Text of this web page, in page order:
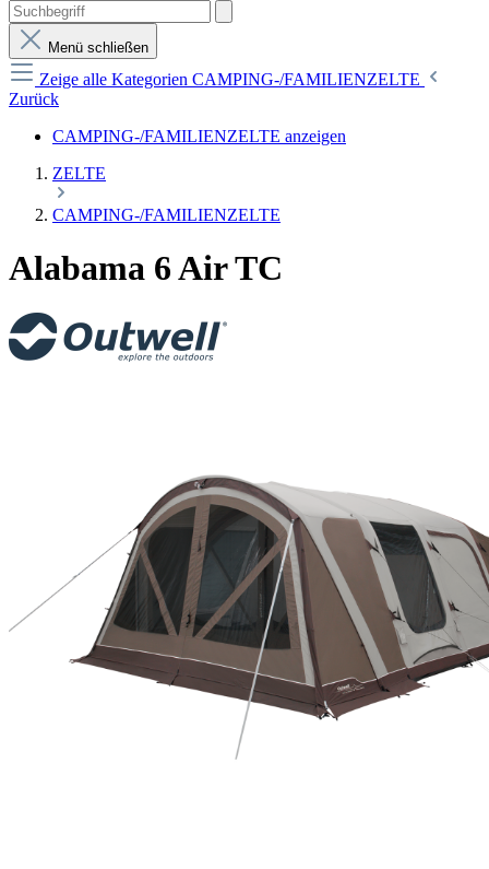
Menü schließen
Zeige alle Kategorien CAMPING-/FAMILIENZELTE
Zurück
CAMPING-/FAMILIENZELTE anzeigen
ZELTE
CAMPING-/FAMILIENZELTE
Alabama 6 Air TC